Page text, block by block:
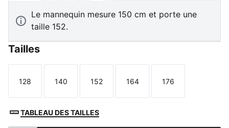
Le mannequin mesure 150 cm et porte une
taille 152.
Tailles
Taille
128
Taille
140
Taille
152
Taille
164
Taille
176
TABLEAU DES TAILLES